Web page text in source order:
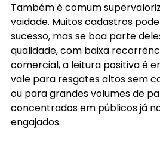
Também é comum
vaidade. Muitos cadastros
sucesso, mas se boa parte
qualidade, com baixa
comercial, a leitura positiva é
vale para resgates altos sem
ou para grandes volumes de
concentrados em públicos já
engajados.